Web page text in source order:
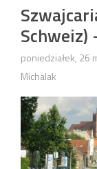
Schweiz)
poniedziałek, 26
Michalak